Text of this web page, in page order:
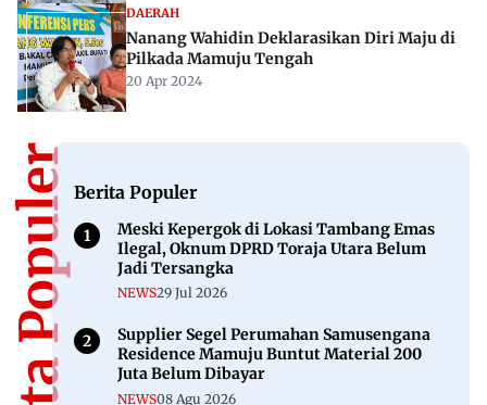
DAERAH
Nanang Wahidin Deklarasikan Diri Maju di
Pilkada Mamuju Tengah
20 Apr 2024
Berita PopulerBerita Populer
Meski Kepergok di Lokasi Tambang Emas
Ilegal, Oknum DPRD Toraja Utara Belum
Jadi Tersangka
NEWS29 Jul 2026
Supplier Segel Perumahan Samusengana
Residence Mamuju Buntut Material 200
Juta Belum Dibayar
NEWS08 Agu 2026